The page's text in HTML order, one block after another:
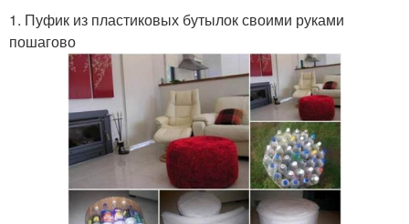
1. Пуфик из пластиковых бутылок своими руками
пошагово